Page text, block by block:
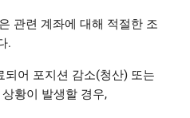
관련 계좌에 대해 적절한 조
.
어 포지션 감소(청산) 또는
황이 발생할 경우,